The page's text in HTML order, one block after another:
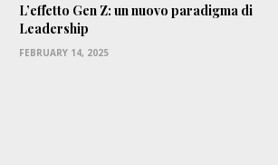
L’effetto Gen Z: un nuovo paradigma di
Leadership
FEBRUARY 14, 2025